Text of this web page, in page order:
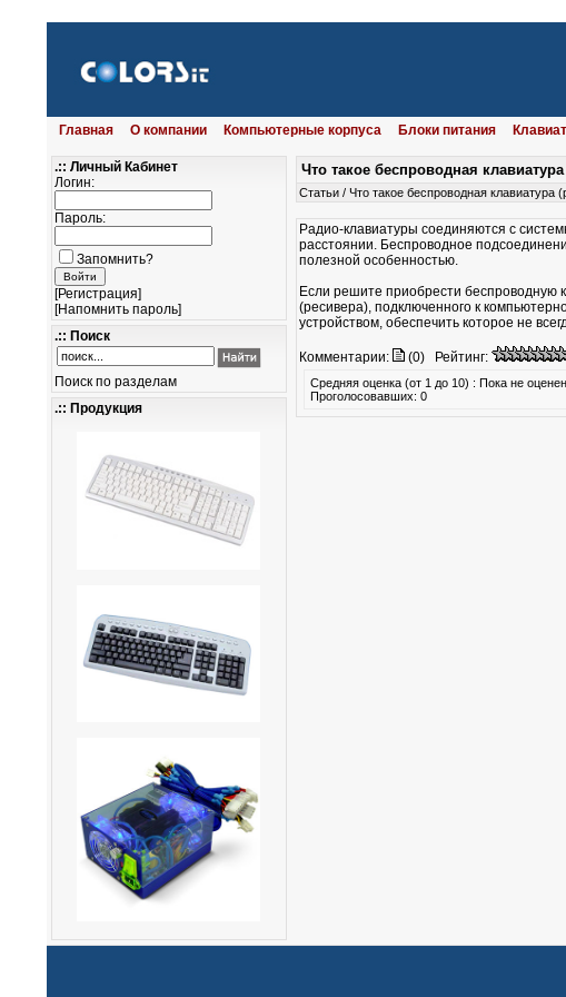
Главная О компании Компьютерные корпуса Блоки питания
.:: Личный Кабинет
Логин:
Пароль:
Запомнить?
[Регистрация]
[Напомнить пароль]
.:: Поиск
Поиск по разделам
.:: Продукция
Что такое беспроводная
Статьи/ Что такое беспроводная клавиатура
Радио-клавиатуры соединяются с
расстоянии. Беспроводное
полезной особенностью.
Если решите приобрести беспроводную
(ресивера), подключенного к
устройством, обеспечить которое не
Комментарии: (0)Рейтинг:
Средняя оценка (от 1 до 10) : Пока не
Проголосовавших: 0